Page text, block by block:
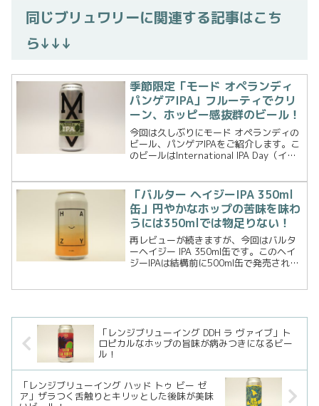
同じブリュワリーに関連する記事はこち
ら↓↓↓
季節限定「モード オペランディ
パンゲアIPA」フルーティでクリ
ーン、ホッピー感抜群のビール！
今回は久しぶりにモード オペランディの
ビール、パンゲアIPAをご紹介します。こ
のビールはInternational IPA Day（イン
たビール。International IPA Day（イン
ターナ...
「バルター ヘイジーIPA 350ml
缶」円やかなホップの苦味を味わ
うには350mlでは物足りない！
再レビューが続きますが、今回はバルタ
ーヘイジー IPA 350ml缶です。このヘイ
ジーIPAは結構前に500ml缶で発売されて
「レンジブリューイング DDH ラ ヴァイブ」ト
ロピカルなホップの旨味が病みつきになるビー
ル！
「レンジブリューイング ハッド トゥ ビー ゼ
ア」ザラつく舌触りとキリッとした後味が美味